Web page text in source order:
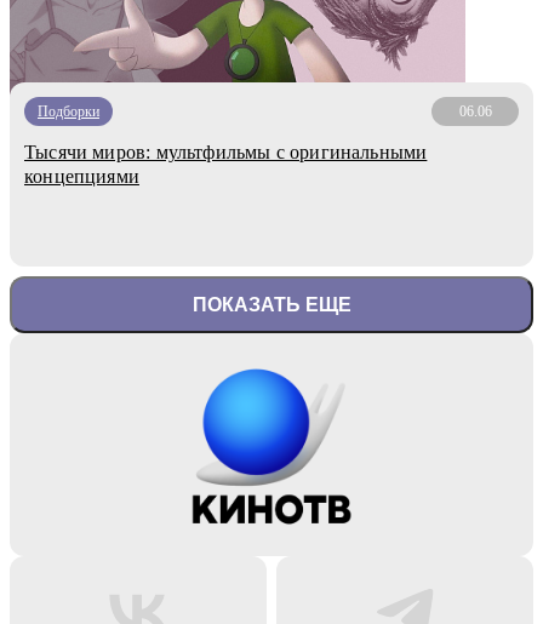
Подборки 06.06
Тысячи миров: мультфильмы с оригинальными
концепциями
ПОКАЗАТЬ ЕЩЕ